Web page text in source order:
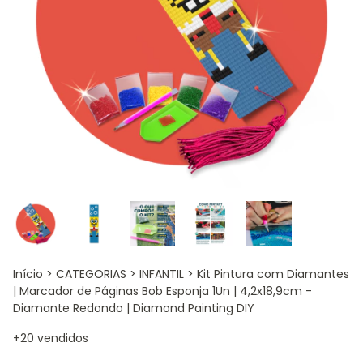
Início > CATEGORIAS > INFANTIL > Kit Pintura com Diamantes
| Marcador de Páginas Bob Esponja 1Un | 4,2x18,9cm -
Diamante Redondo | Diamond Painting DIY
+20 vendidos